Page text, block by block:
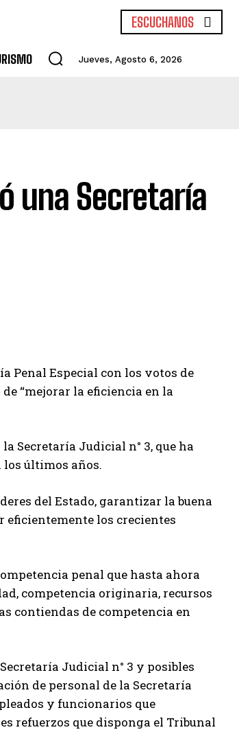
ESCUCHANOS
Jueves, Agosto 6, 2026
una Secretaría
Penal Especial con los votos de
“mejorar la eficiencia en la
Secretaría Judicial n° 3, que ha
últimos años.
del Estado, garantizar la buena
los crecientes
penal que hasta ahora
competencia originaria, recursos
contiendas de competencia en
Judicial n° 3 y posibles
de personal de la Secretaría
y funcionarios que
refuerzos que disponga el Tribunal